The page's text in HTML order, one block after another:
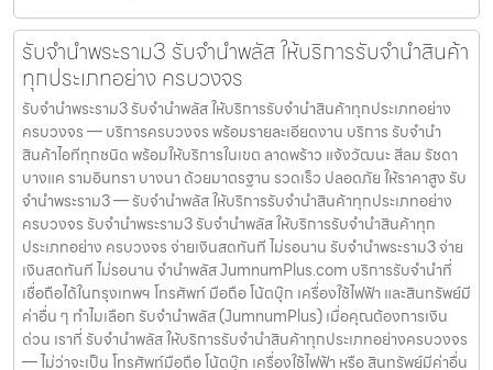
รับจำนำพระราม3 รับจำนำพลัส ให้บริการรับจำนำสินค้า
ทุกประเภทอย่าง ครบวงจร
รับจำนำพระราม3 รับจำนำพลัส ให้บริการรับจำนำสินค้าทุกประเภทอย่าง
ครบวงจร — บริการครบวงจร พร้อมรายละเอียดงาน บริการ รับจำนำ
สินค้าไอทีทุกชนิด พร้อมให้บริการในเขต ลาดพร้าว แจ้งวัฒนะ สีลม รัชดา
บางแค รามอินทรา บางนา ด้วยมาตรฐาน รวดเร็ว ปลอดภัย ให้ราคาสูง รับ
จำนำพระราม3 — รับจำนำพลัส ให้บริการรับจำนำสินค้าทุกประเภทอย่าง
ครบวงจร รับจำนำพระราม3 รับจำนำพลัส ให้บริการรับจำนำสินค้าทุก
ประเภทอย่าง ครบวงจร จ่ายเงินสดทันที ไม่รอนาน รับจำนำพระราม3 จ่าย
เงินสดทันที ไม่รอนาน จำนำพลัส JumnumPlus.com บริการรับจำนำที่
เชื่อถือได้ในกรุงเทพฯ โทรศัพท์ มือถือ โน้ตบุ๊ก เครื่องใช้ไฟฟ้า และสินทรัพย์มี
ค่าอื่น ๆ ทำไมเลือก รับจำนำพลัส (JumnumPlus) เมื่อคุณต้องการเงิน
ด่วน เราที่ รับจำนำพลัส ให้บริการรับจำนำสินค้าทุกประเภทอย่างครบวงจร
— ไม่ว่าจะเป็น โทรศัพท์มือถือ โน้ตบุ๊ก เครื่องใช้ไฟฟ้า หรือ สินทรัพย์มีค่าอื่น